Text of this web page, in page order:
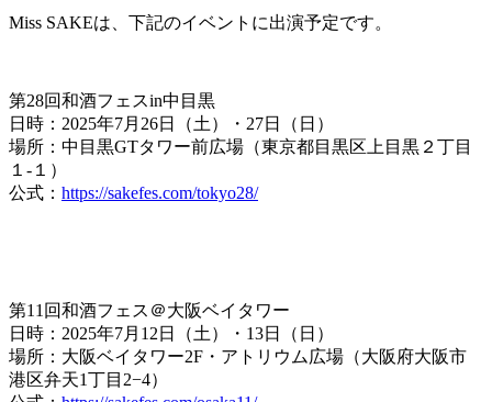
Miss SAKEは、下記のイベントに出演予定です。
第28回和酒フェスin中目黒
日時：2025年7月26日（土）・27日（日）
場所：中目黒GTタワー前広場（東京都目黒区上目黒２丁目
１-１）
公式： https://sakefes.com/tokyo28/
第11回和酒フェス＠大阪ベイタワー
日時：2025年7月12日（土）・13日（日）
場所：大阪ベイタワー2F・アトリウム広場（大阪府大阪市
港区弁天1丁目2−4）